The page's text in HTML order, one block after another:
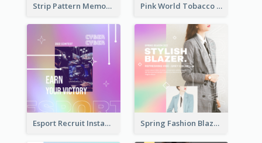
Strip Pattern Memorial Day Instagram Post Pink World Tobacco Day Instagram Post
Esport Recruit Instagram Post Spring Fashion Blazer Instagram Post